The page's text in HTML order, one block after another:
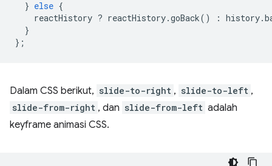
} else {
reactHistory ? reactHistory.goBack() : history.
}
};
Dalam CSS berikut, slide-to-right , slide-to-left ,
slide-from-right , dan slide-from-left adalah
keyframe animasi CSS.